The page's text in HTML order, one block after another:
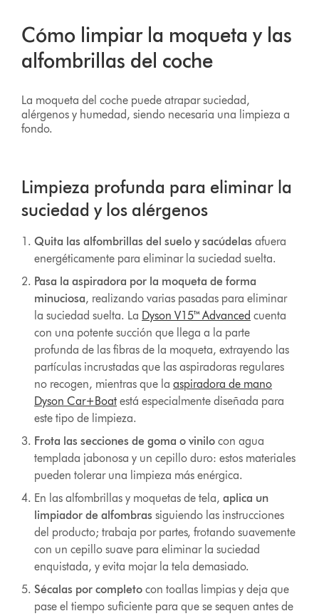
Cómo limpiar la moqueta y las
alfombrillas del coche
La moqueta del coche puede atrapar suciedad,
alérgenos y humedad, siendo necesaria una limpieza a
fondo.
Limpieza profunda para eliminar la
suciedad y los alérgenos
Quita las alfombrillas del suelo y sacúdelasafuera
energéticamente para eliminar la suciedad suelta.
Pasa la aspiradora por la moqueta de forma
minuciosa, realizando varias pasadas para eliminar
la suciedad suelta. La Dyson V15™ Advanced cuenta
con una potente succión que llega a la parte
profunda de las fibras de la moqueta, extrayendo las
partículas incrustadas que las aspiradoras regulares
no recogen, mientras que laaspiradora de mano
Dyson Car+Boat está especialmente diseñada para
este tipo de limpieza.
Frota las secciones de goma o vinilocon agua
templada jabonosa y un cepillo duro: estos materiales
pueden tolerar una limpieza más enérgica.
En las alfombrillas y moquetas de tela,aplica un
limpiador de alfombrassiguiendo las instrucciones
del producto; trabaja por partes, frotando suavemente
con un cepillo suave para eliminar la suciedad
enquistada, y evita mojar la tela demasiado.
Sécalas por completocon toallas limpias y deja que
pase el tiempo suficiente para que se sequen antes de